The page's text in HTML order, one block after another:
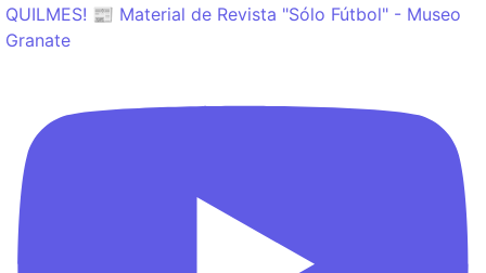
QUILMES! 📰 Material de Revista "Sólo Fútbol" - Museo
Granate